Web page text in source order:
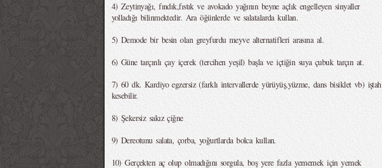
4) Zeytinyağı, fındık,fıstık ve avokado yağının beyne açlık engelleyen sinyaller
yolladığı bilinmektedir. Ara öğünlerde ve salatalarda kullan.
5) Demode bir besin olan greyfurdu meyve alternatifleri arasına al.
6) Güne tarçınlı çay içerek (tercihen yeşil) başla ve içtiğin suya çubuk tarçın at.
7) 60 dk. Kardiyo egzersiz (farklı intervallerde yürüyüş,yüzme, dans bisiklet vb) iştah
kesebilir.
8) Şekersiz sakız çiğne
9) Dereotunu salata, çorba, yoğurtlarda bolca kullan.
10) Gerçekten aç olup olmadığını sorgula, boş yere fazla yememek için yemek